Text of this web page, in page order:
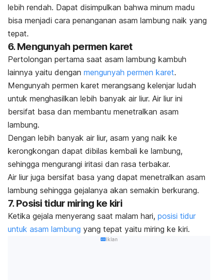
lebih rendah. Dapat disimpulkan bahwa minum madu
bisa menjadi cara penanganan asam lambung naik yang
tepat.
6. Mengunyah permen karet
Pertolongan pertama saat asam lambung kambuh
lainnya yaitu dengan mengunyah permen karet.
Mengunyah permen karet merangsang kelenjar ludah
untuk menghasilkan lebih banyak air liur. Air liur ini
bersifat basa dan membantu menetralkan asam
lambung.
Dengan lebih banyak air liur, asam yang naik ke
kerongkongan dapat dibilas kembali ke lambung,
sehingga mengurangi iritasi dan rasa terbakar.
Air liur juga bersifat basa yang dapat menetralkan asam
lambung sehingga gejalanya akan semakin berkurang.
7. Posisi tidur miring ke kiri
Ketika gejala menyerang saat malam hari, posisi tidur
untuk asam lambung yang tepat yaitu miring ke kiri.
Iklan